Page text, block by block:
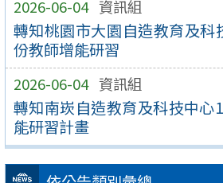
2026-06-04 資訊組
轉知桃園市大園自造教育及科
份教師增能研習
2026-06-04 資訊組
轉知南崁自造教育及科技中心
能研習計畫